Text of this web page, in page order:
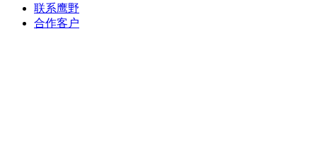
联系鹰野
合作客户